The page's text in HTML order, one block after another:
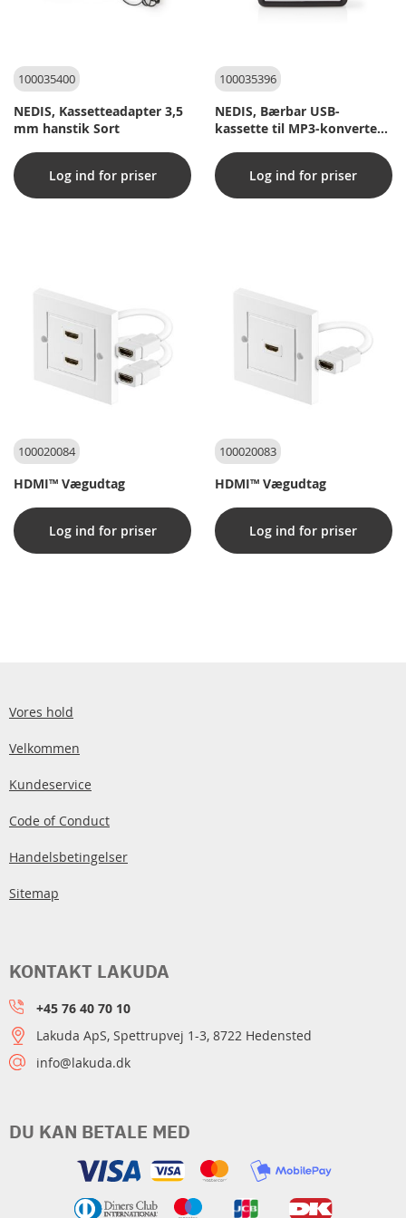
100035400
NEDIS, Kassetteadapter 3,5
mm hanstik Sort
Log ind for priser
100035396
NEDIS, Bærbar USB-
kassette til MP3-konverter
Log ind for priser
100020084
HDMI™ Vægudtag
Log ind for priser
100020083
HDMI™ Vægudtag
Log ind for priser
Vores hold
Velkommen
Kundeservice
Code of Conduct
Handelsbetingelser
Sitemap
DU KAN BETALE MED
KONTAKT LAKUDA
+45 76 40 70 10
Lakuda ApS, Spettrupvej 1-3, 8722 Hedensted
info@lakuda.dk